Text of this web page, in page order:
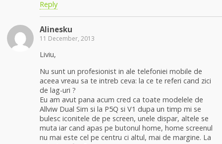
Reply
Alinesku
11 December, 2013
Liviu,
Nu sunt un profesionist in ale telefoniei mobile de
aceea vreau sa te intreb ceva: la ce te referi cand zici
de lag-uri ?
Eu am avut pana acum cred ca toate modelele de
Allviw Dual Sim si la P5Q si V1 dupa un timp mi se
bulesc iconitele de pe screen, unele dispar, altele se
muta iar cand apas pe butonul home, home screenul
nu mai este cel pe centru ci altul, mai de margine. La